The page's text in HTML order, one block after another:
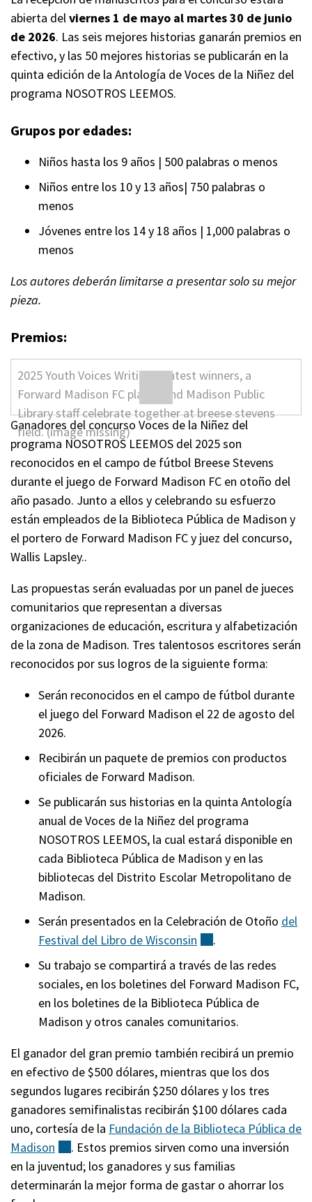
abierta delviernes 1 de mayo al martes 30 de junio
de 2026. Las seis mejores historias ganarán premios en
efectivo, y las 50 mejores historias se publicarán en la
quinta edición de la Antología de Voces de la Niñez del
programa NOSOTROS LEEMOS.
Grupos por edades:
Niños hasta los 9 años | 500 palabras o menos
Niños entre los 10 y 13 años| 750 palabras o
menos
Jóvenes entre los 14 y 18 años | 1,000 palabras o
menos
Los autores deberán limitarse a presentar solo su mejor
pieza.
Premios:
Ganadores del concurso Voces de la Niñez del
programa NOSOTROS LEEMOS del 2025 son
reconocidos en el campo de fútbol Breese Stevens
durante el juego de Forward Madison FC en otoño del
año pasado. Junto a ellos y celebrando su esfuerzo
están empleados de la Biblioteca Pública de Madison y
el portero de Forward Madison FC y juez del concurso,
Wallis Lapsley..
Las propuestas serán evaluadas por un panel de jueces
comunitarios que representan a diversas
organizaciones de educación, escritura y alfabetización
de la zona de Madison. Tres talentosos escritores serán
reconocidos por sus logros de la siguiente forma:
Serán reconocidos en el campo de fútbol durante
el juego del Forward Madison el 22 de agosto del
2026.
Recibirán un paquete de premios con productos
oficiales de Forward Madison.
Se publicarán sus historias en la quinta Antología
anual de Voces de la Niñez del programa
NOSOTROS LEEMOS, la cual estará disponible en
cada Biblioteca Pública de Madison y en las
bibliotecas del Distrito Escolar Metropolitano de
Madison.
Serán presentados en la Celebración de Otoño del
Festival del Libro deWisconsin (externo)
.
Su trabajo se compartirá a través de las redes
sociales, en los boletines del Forward Madison FC,
en los boletines de la Biblioteca Pública de
Madison y otros canales comunitarios.
El ganador del gran premio también recibirá un premio
en efectivo de $500 dólares, mientras que los dos
segundos lugares recibirán $250 dólares y los tres
ganadores semifinalistas recibirán $100 dólares cada
uno, cortesía de la Fundación de la Biblioteca Pública de
Madison
(externo)
. Estos premios sirven como una inversión
en la juventud; los ganadores y sus familias
determinarán la mejor forma de gastar o ahorrar los